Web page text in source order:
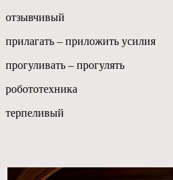
отзывчивый
прилагать – приложить усилия
прогуливать – прогулять
робототехника
терпеливый